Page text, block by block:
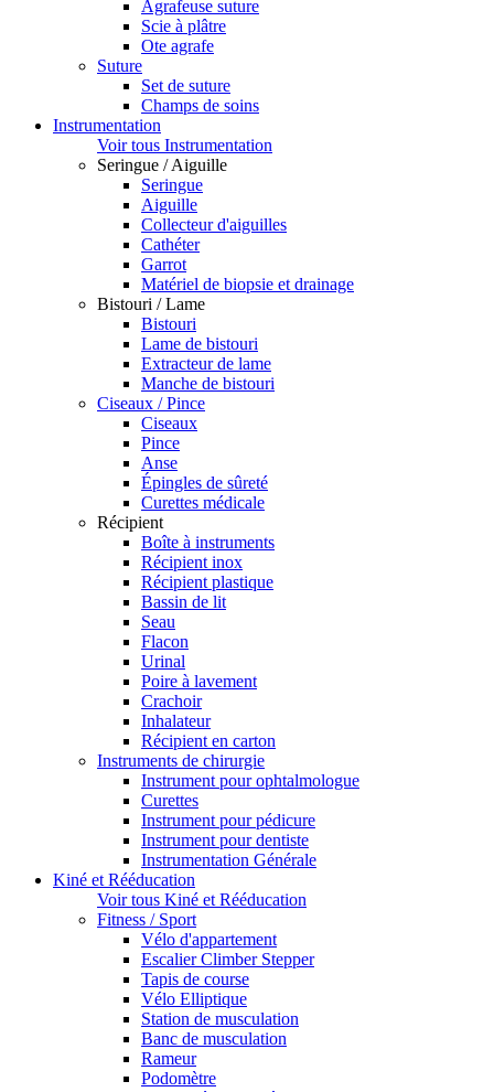
Agrafeuse suture
Scie à plâtre
Ote agrafe
Suture
Set de suture
Champs de soins
Instrumentation
Voir tous Instrumentation
Seringue / Aiguille
Seringue
Aiguille
Collecteur d'aiguilles
Cathéter
Garrot
Matériel de biopsie et drainage
Bistouri / Lame
Bistouri
Lame de bistouri
Extracteur de lame
Manche de bistouri
Ciseaux / Pince
Ciseaux
Pince
Anse
Épingles de sûreté
Curettes médicale
Récipient
Boîte à instruments
Récipient inox
Récipient plastique
Bassin de lit
Seau
Flacon
Urinal
Poire à lavement
Crachoir
Inhalateur
Récipient en carton
Instruments de chirurgie
Instrument pour ophtalmologue
Curettes
Instrument pour pédicure
Instrument pour dentiste
Instrumentation Générale
Kiné et Rééducation
Voir tous Kiné et Rééducation
Fitness / Sport
Vélo d'appartement
Escalier Climber Stepper
Tapis de course
Vélo Elliptique
Station de musculation
Banc de musculation
Rameur
Podomètre